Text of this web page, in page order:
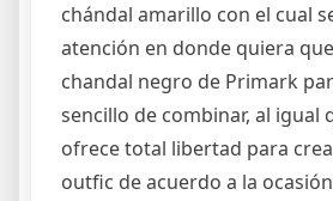
chándal amarillo con el cual
atención en donde quiera
chandal negro de Primark
sencillo de combinar, al igual
ofrece total libertad para
outfic de acuerdo a la